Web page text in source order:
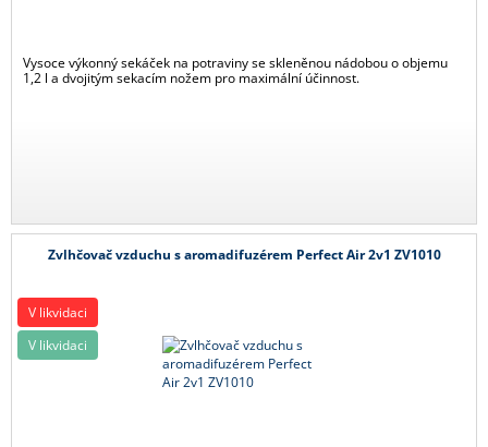
Vysoce výkonný sekáček na potraviny se skleněnou nádobou o objemu
1,2 l a dvojitým sekacím nožem pro maximální účinnost.
Zvlhčovač vzduchu s aromadifuzérem Perfect Air 2v1 ZV1010
V likvidaci
V likvidaci